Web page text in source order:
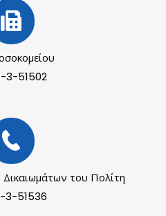
3-51502
του Πολίτη
3-51536